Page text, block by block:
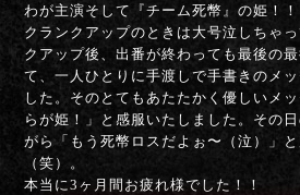
わが主演そして『チーム死幣』の姫！！
クランクアップのときは大号泣しちゃ
クアップ後、出番が終わっても最後の
て、一人ひとりに手渡しで手書きのメ
した。そのとてもあたたかく優しいメ
らが姫！」と感服いたしました。その
がら「もう死幣ロスだよぉ〜（泣）」
（笑）。
本当に3ヶ月間お疲れ様でした！！